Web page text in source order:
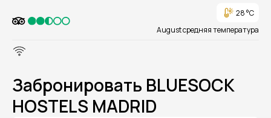
28 °C
August средняя температура
Забронировать BLUESOCK
HOSTELS MADRID